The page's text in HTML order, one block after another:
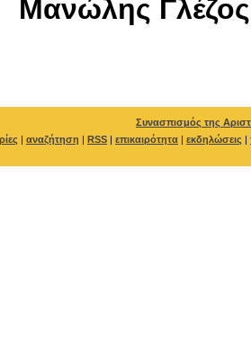
Μανώλης Γλέζος
Συνασπισμός της
| αναζήτηση | RSS | επικαιρότητα | εκδηλώσεις |